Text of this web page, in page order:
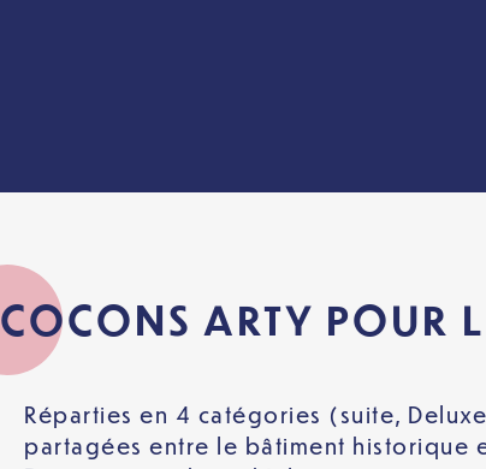
COCONS ARTY POUR
Réparties en 4 catégories (suite,
partagées entre le bâtiment historique